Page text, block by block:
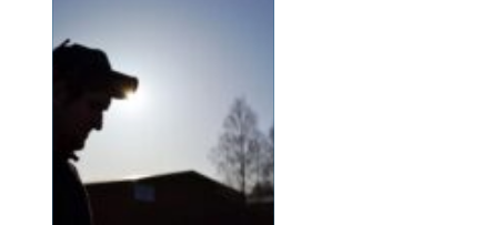
konfirmationsläger,
föreningshelg, skolresa
eller konferens med
övernattning, ...